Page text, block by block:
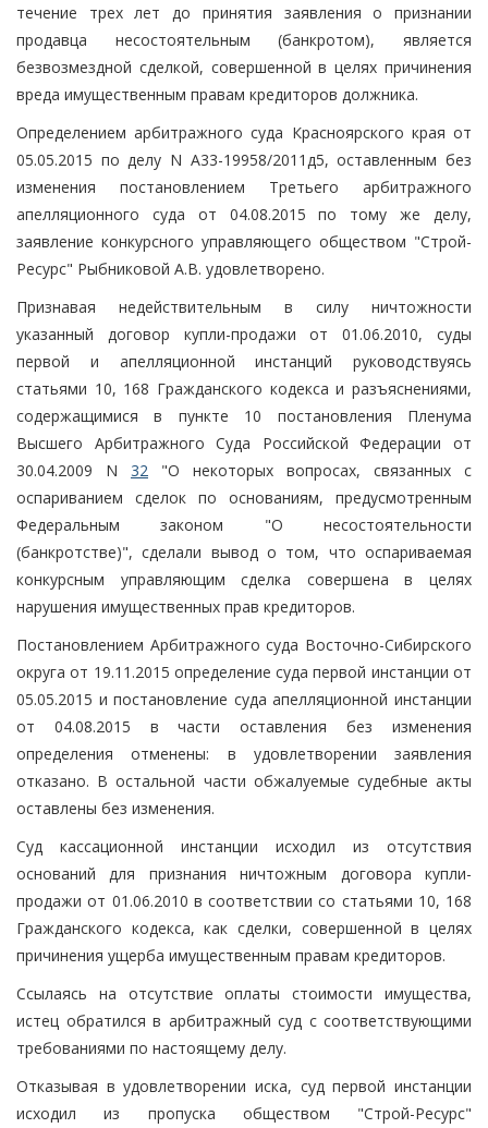
течение трех лет до принятия заявления о признании
продавца несостоятельным (банкротом), является
безвозмездной сделкой, совершенной в целях причинения
вреда имущественным правам кредиторов должника.
Определением арбитражного суда Красноярского края от
05.05.2015 по делу N А33-19958/2011д5, оставленным без
изменения постановлением Третьего арбитражного
апелляционного суда от 04.08.2015 по тому же делу,
заявление конкурсного управляющего обществом "Строй-
Ресурс" Рыбниковой А.В. удовлетворено.
Признавая недействительным в силу ничтожности
указанный договор купли-продажи от 01.06.2010, суды
первой и апелляционной инстанций руководствуясь
статьями 10, 168 Гражданского кодекса и разъяснениями,
содержащимися в пункте 10 постановления Пленума
Высшего Арбитражного Суда Российской Федерации от
30.04.2009 N 32 "О некоторых вопросах, связанных с
оспариванием сделок по основаниям, предусмотренным
Федеральным законом "О несостоятельности
(банкротстве)", сделали вывод о том, что оспариваемая
конкурсным управляющим сделка совершена в целях
нарушения имущественных прав кредиторов.
Постановлением Арбитражного суда Восточно-Сибирского
округа от 19.11.2015 определение суда первой инстанции от
05.05.2015 и постановление суда апелляционной инстанции
от 04.08.2015 в части оставления без изменения
определения отменены: в удовлетворении заявления
отказано. В остальной части обжалуемые судебные акты
оставлены без изменения.
Суд кассационной инстанции исходил из отсутствия
оснований для признания ничтожным договора купли-
продажи от 01.06.2010 в соответствии со статьями 10, 168
Гражданского кодекса, как сделки, совершенной в целях
причинения ущерба имущественным правам кредиторов.
Ссылаясь на отсутствие оплаты стоимости имущества,
истец обратился в арбитражный суд с соответствующими
требованиями по настоящему делу.
Отказывая в удовлетворении иска, суд первой инстанции
исходил из пропуска обществом "Строй-Ресурс"